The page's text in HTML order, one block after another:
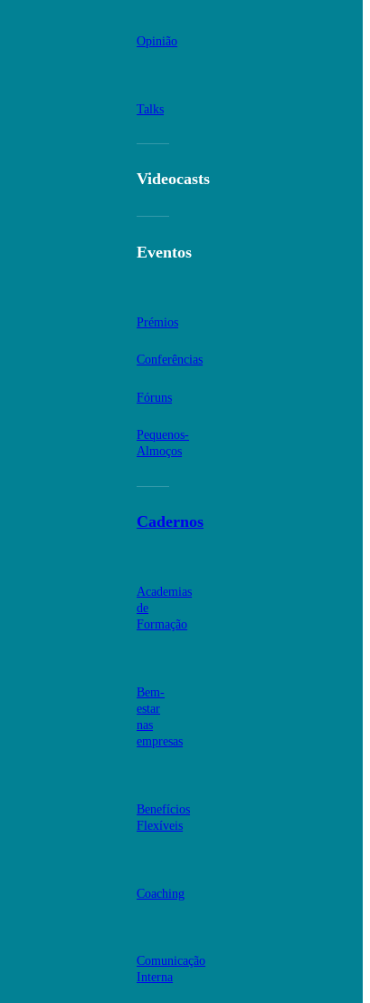
Opinião
Talks
Videocasts
Eventos
Prémios
Conferências
Fóruns
Pequenos-
Almoços
Cadernos
Academias
de
Formação
Bem-
estar
nas
empresas
Benefícios
Flexíveis
Coaching
Comunicação
Interna